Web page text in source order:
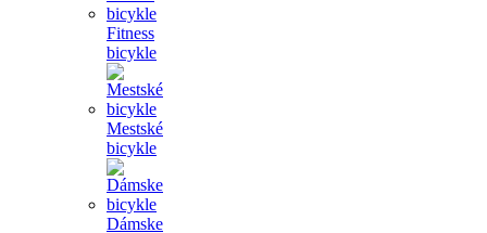
Fitness
bicykle
Mestské
bicykle
Dámske